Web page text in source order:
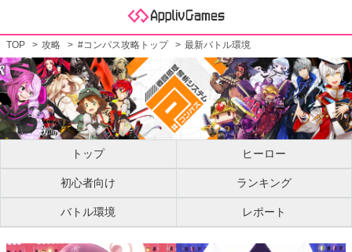
TOP 攻略 #コンパス攻略トップ 最新バトル環境
トップ ヒーロー
初心者向け ランキング
バトル環境 レポート